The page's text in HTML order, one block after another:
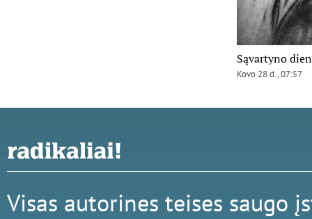
Sąvartyno
Kovo 28 d., 07:57
Visas autorines teises saugo